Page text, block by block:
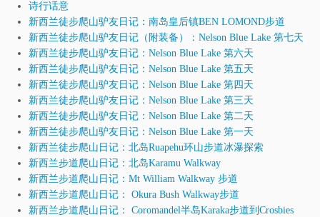
诗行话意
新西兰徒步爬山驴友日记：南岛皇后镇BEN LOMOND步道
新西兰徒步爬山驴友日记（附装备）：Nelson Blue Lake 第七天
新西兰徒步爬山驴友日记：Nelson Blue Lake 第六天
新西兰徒步爬山驴友日记：Nelson Blue Lake 第五天
新西兰徒步爬山驴友日记：Nelson Blue Lake 第四天
新西兰徒步爬山驴友日记：Nelson Blue Lake 第三天
新西兰徒步爬山驴友日记：Nelson Blue Lake 第二天
新西兰徒步爬山驴友日记：Nelson Blue Lake 第一天
新西兰徒步爬山日记：北岛Ruapehu环山步道冰瀑探索
新西兰步道爬山日记：北岛Karamu Walkway
新西兰步道爬山日记：Mt William Walkway 步道
新西兰步道爬山日记： Okura Bush Walkway步道
新西兰步道爬山日记： Coromandel半岛Karaka步道到Crosbies